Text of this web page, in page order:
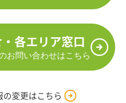
各エリア窓口
お問い合わせはこちら
の変更はこちら